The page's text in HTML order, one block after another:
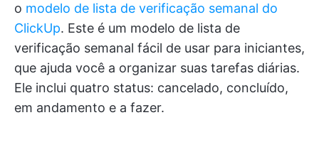
o modelo de lista de verificação semanal do
ClickUp. Este é um modelo de lista de
verificação semanal fácil de usar para iniciantes,
que ajuda você a organizar suas tarefas diárias.
Ele inclui quatro status: cancelado, concluído,
em andamento e a fazer.